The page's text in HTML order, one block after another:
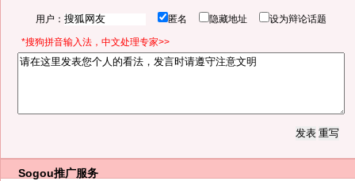
用户： 匿名 隐藏地址 设为辩论话题
*搜狗拼音输入法，中文处理专家>>
Sogou推广服务